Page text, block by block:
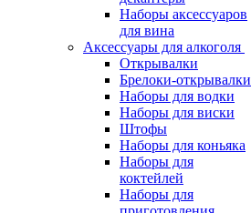
Наборы аксессуаров
для вина
Аксессуары для алкоголя
Открывалки
Брелоки-открывалки
Наборы для водки
Наборы для виски
Штофы
Наборы для коньяка
Наборы для
коктейлей
Наборы для